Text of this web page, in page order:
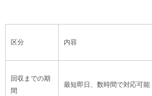
区分 内容
回収までの期
間
最短即日、数時間で対応可能